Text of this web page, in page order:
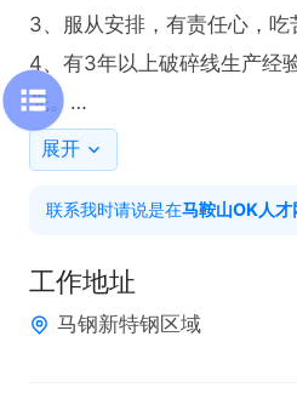
3、服从安排，有责任心，吃
4、有3年以上破碎线生产经
先。
5、可以接受灰尘、噪音较大
工作内容：
2、破碎间设备的日常维护、
3、当班其他事务。
展开
联系我时请说是在马鞍山OK人才
工作地址
马钢新特钢区域